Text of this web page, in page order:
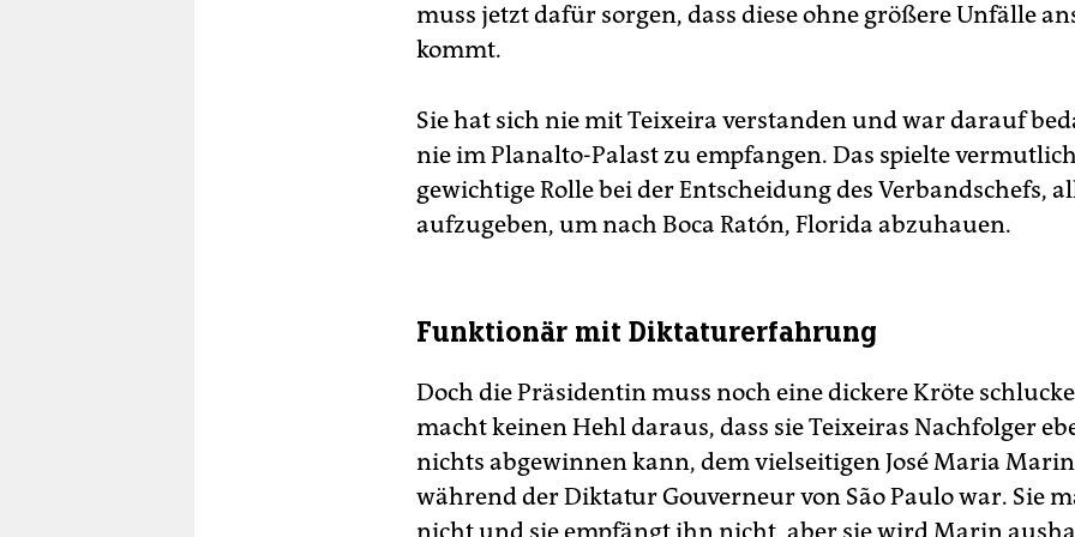
anderem in der marxistisch geprägten Guerillaorganisation VAR
muss jetzt dafür sorgen, dass diese ohne größere Unfälle
kommt.
Sie hat sich nie mit Teixeira verstanden und war darauf
nie im Planalto-Palast zu empfangen. Das spielte
gewichtige Rolle bei der Entscheidung des Verbandschefs,
aufzugeben, um nach Boca Ratón, Florida abzuhauen.
Funktionär mit Diktaturerfahrung
Doch die Präsidentin muss noch eine dickere Kröte
macht keinen Hehl daraus, dass sie Teixeiras Nachfolger
nichts abgewinnen kann, dem vielseitigen José Maria
während der Diktatur Gouverneur von São Paulo war. Sie
nicht und sie empfängt ihn nicht, aber sie wird Marin